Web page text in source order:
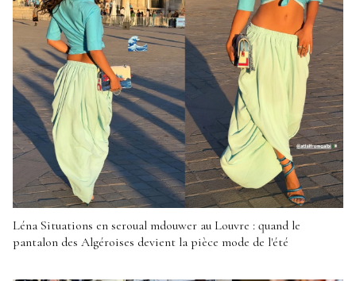
Léna Situations en seroual mdouwer au Louvre : quand le
pantalon des Algéroises devient la pièce mode de l'été